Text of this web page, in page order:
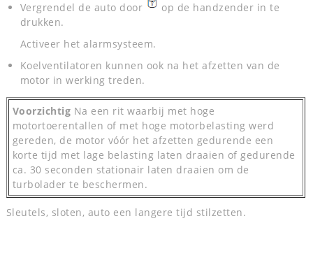
Vergrendel de auto door
op de handzender in te
drukken.
Activeer het alarmsysteem.
Koelventilatoren kunnen ook na het afzetten van de
motor in werking treden.
Voorzichtig Na een rit waarbij met hoge
motortoerentallen of met hoge motorbelasting werd
gereden, de motor vóór het afzetten gedurende een
korte tijd met lage belasting laten draaien of gedurende
ca. 30 seconden stationair laten draaien om de
turbolader te beschermen.
Sleutels, sloten, auto een langere tijd stilzetten.